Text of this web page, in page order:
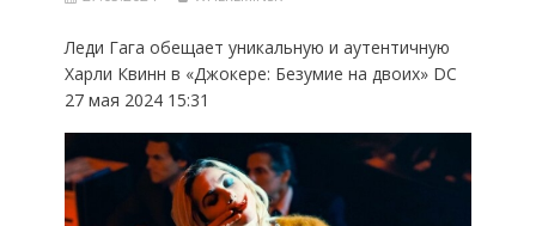
Леди Гага обещает уникальную и аутентичную
Харли Квинн в «Джокере: Безумие на двоих» DC
27 мая 2024 15:31